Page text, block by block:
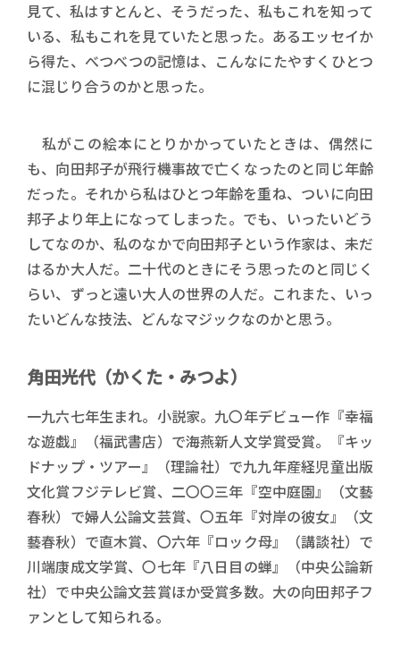
見て、私はすとんと、そうだった、私もこれを知って
いる、私もこれを見ていたと思った。あるエッセイか
ら得た、べつべつの記憶は、こんなにたやすくひとつ
に混じり合うのかと思った。
私がこの絵本にとりかかっていたときは、偶然に
も、向田邦子が飛行機事故で亡くなったのと同じ年齢
だった。それから私はひとつ年齢を重ね、ついに向田
邦子より年上になってしまった。でも、いったいどう
してなのか、私のなかで向田邦子という作家は、未だ
はるか大人だ。二十代のときにそう思ったのと同じく
らい、ずっと遠い大人の世界の人だ。これまた、いっ
たいどんな技法、どんなマジックなのかと思う。
角田光代（かくた・みつよ）
一九六七年生まれ。小説家。九〇年デビュー作『幸福
な遊戯』（福武書店）で海燕新人文学賞受賞。『キッ
ドナップ・ツアー』（理論社）で九九年産経児童出版
文化賞フジテレビ賞、二〇〇三年『空中庭園』（文藝
春秋）で婦人公論文芸賞、〇五年『対岸の彼女』（文
藝春秋）で直木賞、〇六年『ロック母』（講談社）で
川端康成文学賞、〇七年『八日目の蝉』（中央公論新
社）で中央公論文芸賞ほか受賞多数。大の向田邦子フ
ァンとして知られる。